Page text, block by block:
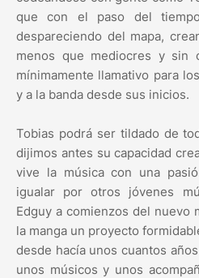
que con el paso del
despareciendo del mapa,
menos que mediocres y sin
mínimamente llamativo para
y a la banda desde sus inicios.
Tobias podrá ser tildado de
dijimos antes su capacidad
vive la música con una
igualar por otros jóvenes
Edguy a comienzos del nuevo
la manga un proyecto
desde hacía unos cuantos
unos músicos y unos